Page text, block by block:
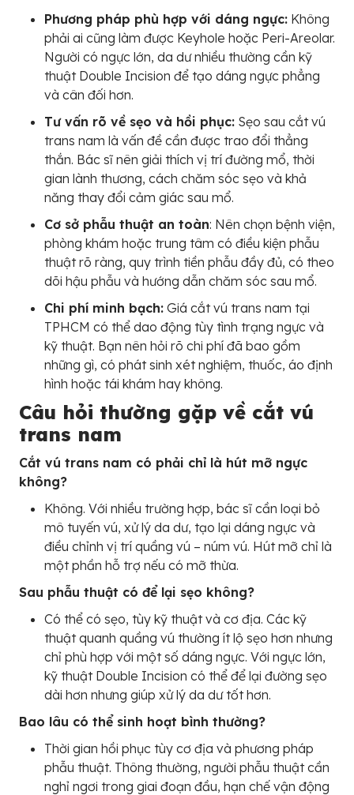
Phương pháp phù hợp với dáng ngực: Không
phải ai cũng làm được Keyhole hoặc Peri-Areolar.
Người có ngực lớn, da dư nhiều thường cần kỹ
thuật Double Incision để tạo dáng ngực phẳng
và cân đối hơn.
Tư vấn rõ về sẹo và hồi phục: Sẹo sau cắt vú
trans nam là vấn đề cần được trao đổi thẳng
thắn. Bác sĩ nên giải thích vị trí đường mổ, thời
gian lành thương, cách chăm sóc sẹo và khả
năng thay đổi cảm giác sau mổ.
Cơ sở phẫu thuật an toàn: Nên chọn bệnh viện,
phòng khám hoặc trung tâm có điều kiện phẫu
thuật rõ ràng, quy trình tiền phẫu đầy đủ, có theo
dõi hậu phẫu và hướng dẫn chăm sóc sau mổ.
Chi phí minh bạch: Giá cắt vú trans nam tại
TPHCM có thể dao động tùy tình trạng ngực và
kỹ thuật. Bạn nên hỏi rõ chi phí đã bao gồm
những gì, có phát sinh xét nghiệm, thuốc, áo định
hình hoặc tái khám hay không.
Câu hỏi thường gặp về cắt vú
trans nam
Cắt vú trans nam có phải chỉ là hút mỡ ngực
không?
Không. Với nhiều trường hợp, bác sĩ cần loại bỏ
mô tuyến vú, xử lý da dư, tạo lại dáng ngực và
điều chỉnh vị trí quầng vú – núm vú. Hút mỡ chỉ là
một phần hỗ trợ nếu có mỡ thừa.
Sau phẫu thuật có để lại sẹo không?
Có thể có sẹo, tùy kỹ thuật và cơ địa. Các kỹ
thuật quanh quầng vú thường ít lộ sẹo hơn nhưng
chỉ phù hợp với một số dáng ngực. Với ngực lớn,
kỹ thuật Double Incision có thể để lại đường sẹo
dài hơn nhưng giúp xử lý da dư tốt hơn.
Bao lâu có thể sinh hoạt bình thường?
Thời gian hồi phục tùy cơ địa và phương pháp
phẫu thuật. Thông thường, người phẫu thuật cần
nghỉ ngơi trong giai đoạn đầu, hạn chế vận động